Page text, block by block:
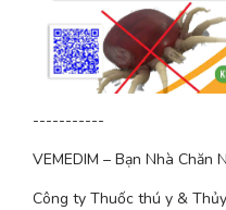
-----------
VEMEDIM – Bạn Nhà Chăn
Công ty Thuốc thú y &